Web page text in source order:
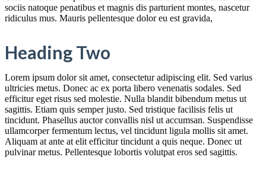
sociis natoque penatibus et magnis dis parturient montes, nascetur
ridiculus mus. Mauris pellentesque dolor eu est gravida,
Heading Two
Lorem ipsum dolor sit amet, consectetur adipiscing elit. Sed varius
ultricies metus. Donec ac ex porta libero venenatis sodales. Sed
efficitur eget risus sed molestie. Nulla blandit bibendum metus ut
sagittis. Etiam quis semper justo. Sed tristique facilisis felis ut
tincidunt. Phasellus auctor convallis nisl ut accumsan. Suspendisse
ullamcorper fermentum lectus, vel tincidunt ligula mollis sit amet.
Aliquam at ante at elit efficitur tincidunt a quis neque. Donec ut
pulvinar metus. Pellentesque lobortis volutpat eros sed sagittis.